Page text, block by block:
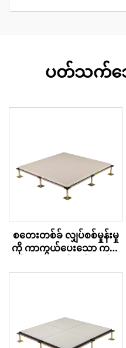
ပတ်သက်သ
စတေးတစ်ခ် လျှပ်စစ်မှုန်းမှု
ကို ကာကွယ်ပေးသော ကယ်
က်စ် ကုန်းမြေ – စီရမစ်